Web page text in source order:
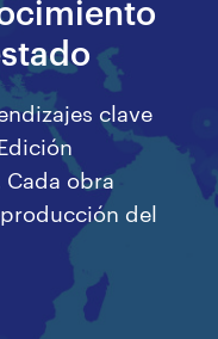
clave
obra
del